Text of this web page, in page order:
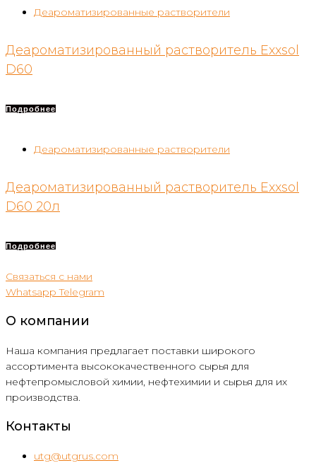
Деароматизированные растворители
Деароматизированный растворитель Exxsol
D60
Подробнее
Деароматизированные растворители
Деароматизированный растворитель Exxsol
D60 20л
Подробнее
Связаться с нами
Whatsapp Telegram
О компании
Наша компания предлагает поставки широкого
ассортимента высококачественного сырья для
нефтепромысловой химии, нефтехимии и сырья для их
производства.
Контакты
utg@utgrus.com